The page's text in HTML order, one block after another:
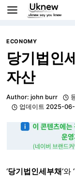
Skip
ECONOMY
당기법인
자산
Author: john burr
업데이트 2025-
‘당기법인세부채‘와 ‘